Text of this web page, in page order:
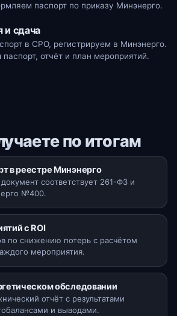
паспорт по приказу Минэнерго.
и сдача
в СРО, регистрируем в Минэнерго.
отчёт и план мероприятий.
по итогам
в реестре Минэнерго
соответствует 261-ФЗ и
№400.
с ROI
по снижению потерь с расчётом
мероприятия.
обследовании
отчёт с результатами
и выводами.